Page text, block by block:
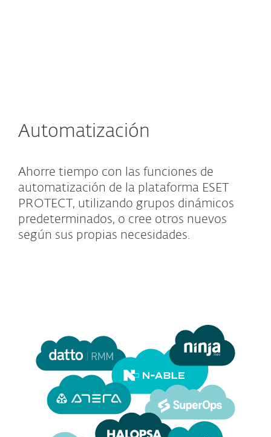
Automatización
Ahorre tiempo con las funciones de
automatización de la plataforma ESET
PROTECT, utilizando grupos dinámicos
predeterminados, o cree otros nuevos
según sus propias necesidades.